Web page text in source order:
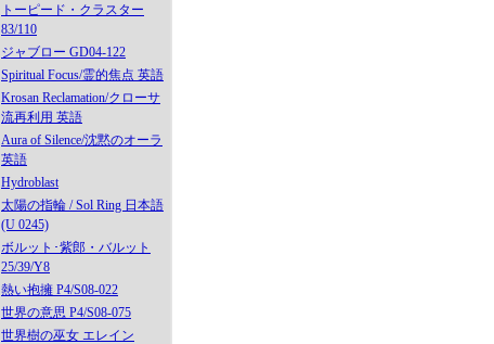
トーピード・クラスター
83/110
ジャブロー GD04-122
Spiritual Focus/霊的焦点 英語
Krosan Reclamation/クローサ
流再利用 英語
Aura of Silence/沈黙のオーラ
英語
Hydroblast
太陽の指輪 / Sol Ring 日本語
(U 0245)
ボルット･紫郎・バルット
25/39/Y8
熱い抱擁 P4/S08-022
世界の意思 P4/S08-075
世界樹の巫女 エレイン